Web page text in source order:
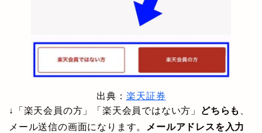
出典： 楽天証券
↓
「楽天会員の方」「楽天会員ではない方」 どちらも
メール送信の画面になります。
メールアドレスを入力